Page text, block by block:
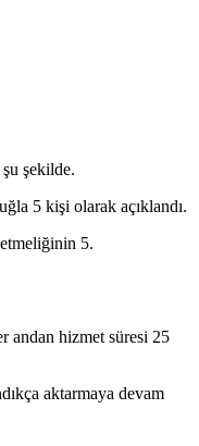
şekilde.
5 kişi olarak açıklandı.
5.
andan hizmet süresi 25
aktarmaya devam